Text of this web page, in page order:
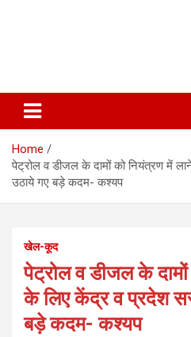
Home
पेट्रोल व डीजल के दामों को नियंत्रण में
उठाये गए बड़े कदम- कश्यप
खेल-कूद
पेट्रोल व डीजल के
के लिए केंद्र व प्रदेश
बड़े कदम- कश्यप